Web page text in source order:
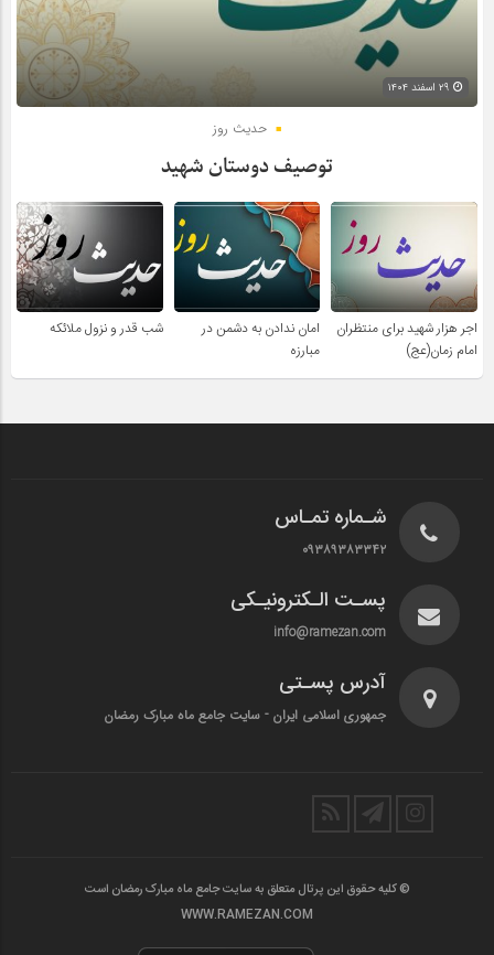
حدیث روز
توصیف دوستان شهید
اجر هزار شهید برای منتظران
امام زمان(عج)
امان ندادن به دشمن در
مبارزه
شب قدر و نزول ملائکه
شـماره تمـاس
۰۹۳۸۹۳۸۳۳۴۲
پسـت الـکترونیـکی
info@ramezan.com
آدرس پسـتی
جمهوری اسلامی ایران - سایت جامع ماه مبارک رمضان
© کلیه حقوق این پرتال متعلق به سایت جامع ماه مبارک رمضان است
WWW.RAMEZAN.COM